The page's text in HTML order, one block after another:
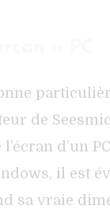
de
d’un
il est
sa vraie